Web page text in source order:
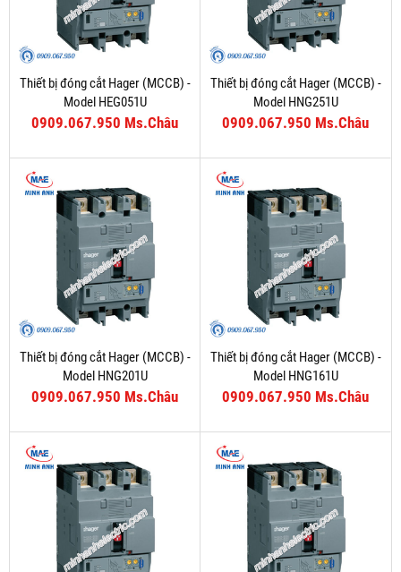
Thiết bị đóng cắt Hager (MCCB) -
Model HEG051U
0909.067.950 Ms.Châu
Thiết bị đóng cắt Hager (MCCB) -
Model HNG251U
0909.067.950 Ms.Châu
Thiết bị đóng cắt Hager (MCCB) -
Model HNG201U
0909.067.950 Ms.Châu
Thiết bị đóng cắt Hager (MCCB) -
Model HNG161U
0909.067.950 Ms.Châu